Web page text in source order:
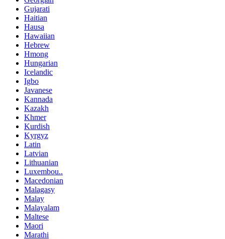
Gujarati
Haitian
Hausa
Hawaiian
Hebrew
Hmong
Hungarian
Icelandic
Igbo
Javanese
Kannada
Kazakh
Khmer
Kurdish
Kyrgyz
Latin
Latvian
Lithuanian
Luxembou..
Macedonian
Malagasy
Malay
Malayalam
Maltese
Maori
Marathi